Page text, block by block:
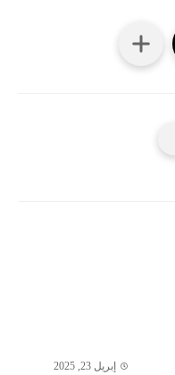
إبريل 23, 2025